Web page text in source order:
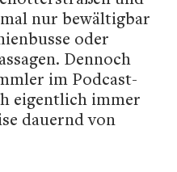
nur bewältigbar
oder
Dennoch
im Podcast-
eigentlich immer
dauernd von